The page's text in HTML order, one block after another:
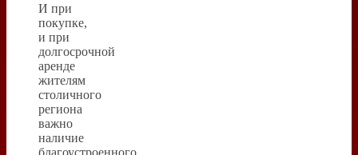
И при
покупке,
и при
долгосрочной
аренде
жителям
столичного
региона
важно
наличие
благоустроенного